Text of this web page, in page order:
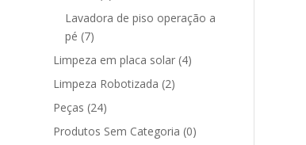
Lavadora de piso operação a
pé (7)
Limpeza em placa solar (4)
Limpeza Robotizada (2)
Peças (24)
Produtos Sem Categoria (0)